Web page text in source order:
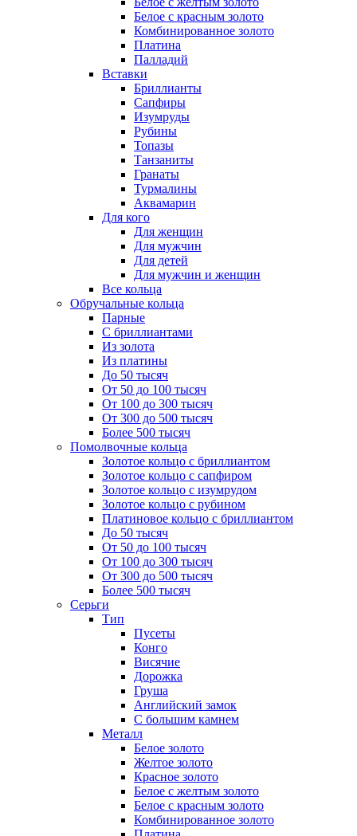
Белое с красным золото
Комбинированное золото
Платина
Палладий
Вставки
Бриллианты
Сапфиры
Изумруды
Рубины
Топазы
Танзаниты
Гранаты
Турмалины
Аквамарин
Для кого
Для женщин
Для мужчин
Для детей
Для мужчин и женщин
Все кольца
Обручальные кольца
Парные
С бриллиантами
Из золота
Из платины
До 50 тысяч
От 50 до 100 тысяч
От 100 до 300 тысяч
От 300 до 500 тысяч
Более 500 тысяч
Помолвочные кольца
Золотое кольцо с бриллиантом
Золотое кольцо с сапфиром
Золотое кольцо с изумрудом
Золотое кольцо с рубином
Платиновое кольцо с бриллиантом
До 50 тысяч
От 50 до 100 тысяч
От 100 до 300 тысяч
От 300 до 500 тысяч
Более 500 тысяч
Серьги
Тип
Пусеты
Конго
Висячие
Дорожка
Груша
Английский замок
С большим камнем
Металл
Белое золото
Желтое золото
Красное золото
Белое с желтым золото
Белое с красным золото
Комбинированное золото